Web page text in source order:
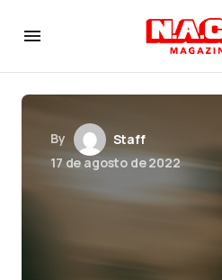
By
Staff
17 de agosto de 2022